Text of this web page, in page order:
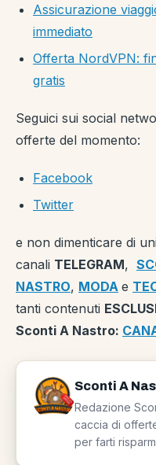
Assicurazione
immediato
Offerta NordVPN:
gratis
Seguici sui social
offerte del momento:
Facebook
Twitter
e non dimenticare di
canali TELEGRAM,
NASTRO, MODA e
tanti contenuti
Sconti A Nastro:
Sconti A
Redazione
caccia di
per farti